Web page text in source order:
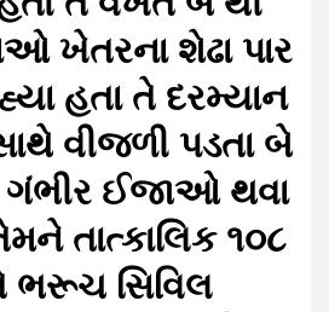
ખેતરના શેઢા પાર
હતા તે દરમ્યાન
વીજળી પડતા બે
ઈજાઓ થવા
તાત્કાલિક ૧૦૮
ભરૂચ સિવિલ